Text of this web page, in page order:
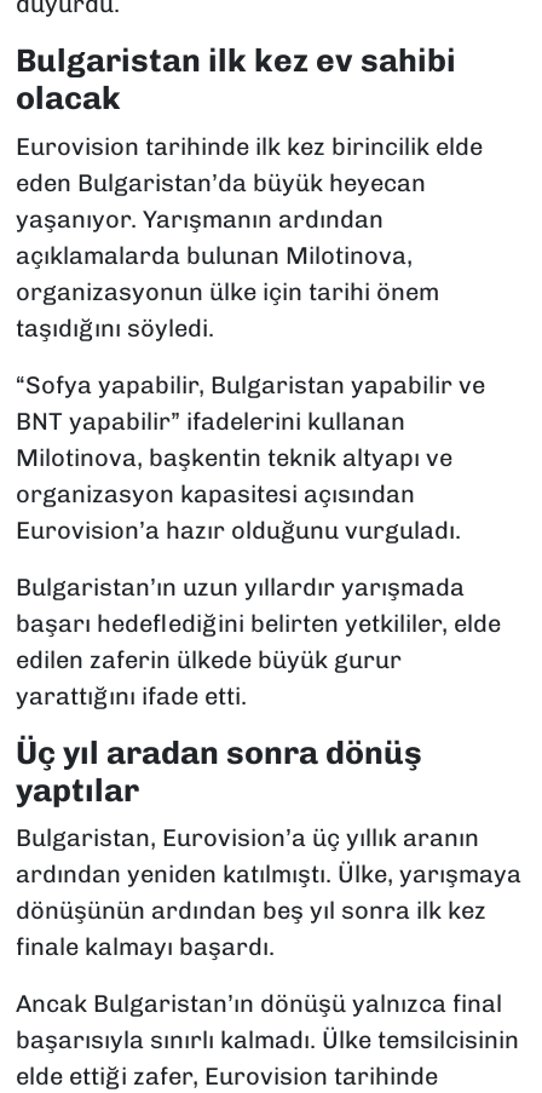
Bulgaristan ilk kez ev sahibi
olacak
Eurovision tarihinde ilk kez birincilik elde
eden Bulgaristan’da büyük heyecan
yaşanıyor. Yarışmanın ardından
açıklamalarda bulunan Milotinova,
organizasyonun ülke için tarihi önem
taşıdığını söyledi.
“Sofya yapabilir, Bulgaristan yapabilir ve
BNT yapabilir” ifadelerini kullanan
Milotinova, başkentin teknik altyapı ve
organizasyon kapasitesi açısından
Eurovision’a hazır olduğunu vurguladı.
Bulgaristan’ın uzun yıllardır yarışmada
başarı hedeflediğini belirten yetkililer, elde
edilen zaferin ülkede büyük gurur
yarattığını ifade etti.
Üç yıl aradan sonra dönüş
yaptılar
Bulgaristan, Eurovision’a üç yıllık aranın
ardından yeniden katılmıştı. Ülke, yarışmaya
dönüşünün ardından beş yıl sonra ilk kez
finale kalmayı başardı.
Ancak Bulgaristan’ın dönüşü yalnızca final
başarısıyla sınırlı kalmadı. Ülke temsilcisinin
elde ettiği zafer, Eurovision tarihinde